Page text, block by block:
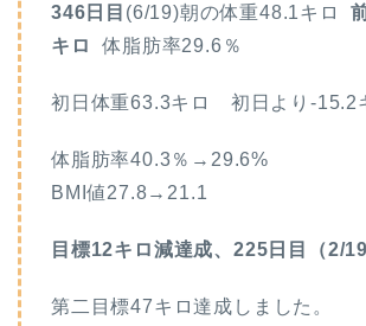
346日目 (6/19)朝の体重48.1キロ
キロ体脂肪率29.6 ％
初日体重63.3キロ 初日より-15.2
体脂肪率40.3％→29.6%
BMI値27.8→21.1
目標12キロ減達成、225日目（2/19
第二目標47キロ達成しました。